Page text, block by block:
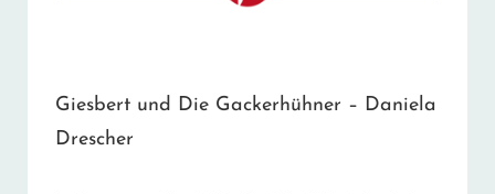
Giesbert und Die Gackerhühner – Daniela
Drescher